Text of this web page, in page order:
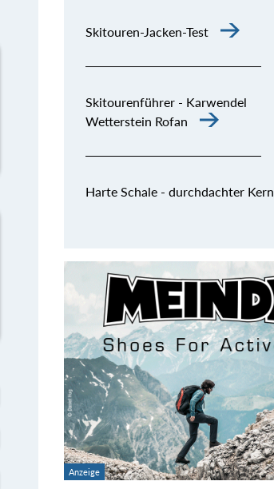
Skitouren-Jacken-Test
Skitourenführer - Karwendel
Wetterstein Rofan
Harte Schale - durchdachter Kern